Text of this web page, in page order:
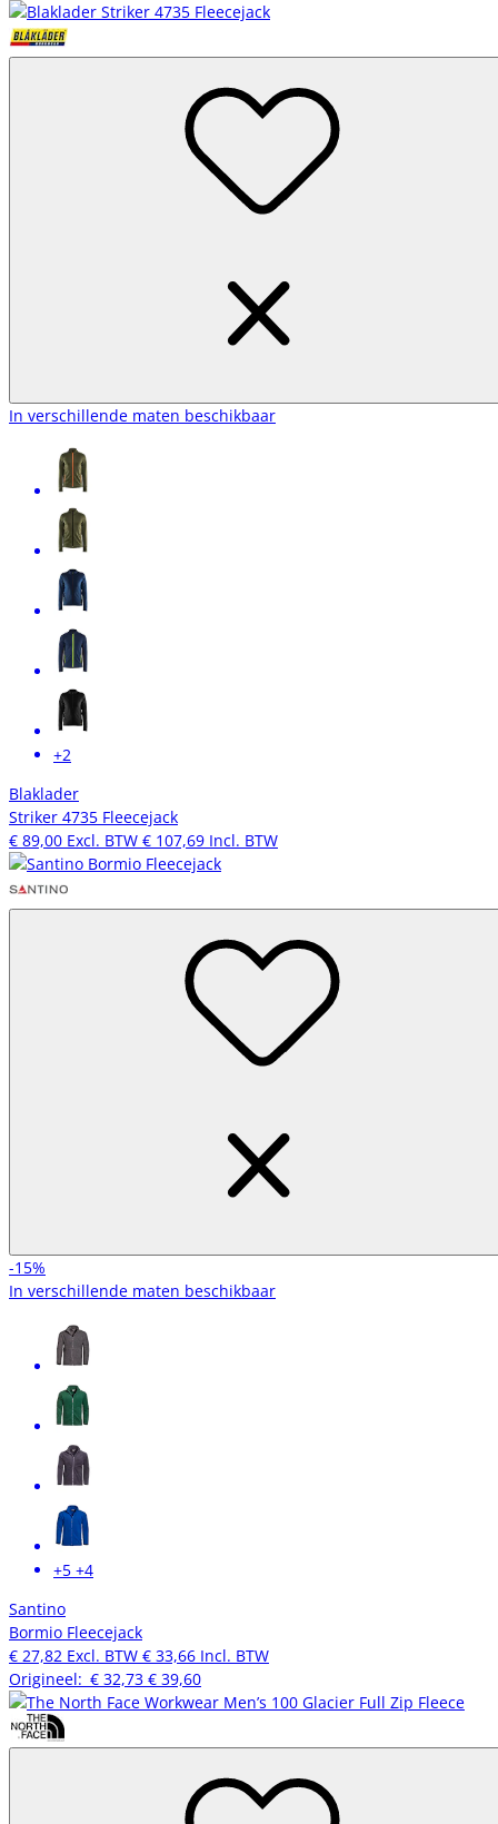
In verschillende maten beschikbaar
+2
Blaklader
Striker 4735 Fleecejack
€ 89,00 Excl. BTW € 107,69 Incl. BTW
-15%
In verschillende maten beschikbaar
+5 +4
Santino
Bormio Fleecejack
€ 27,82 Excl. BTW € 33,66 Incl. BTW
Origineel: € 32,73 € 39,60